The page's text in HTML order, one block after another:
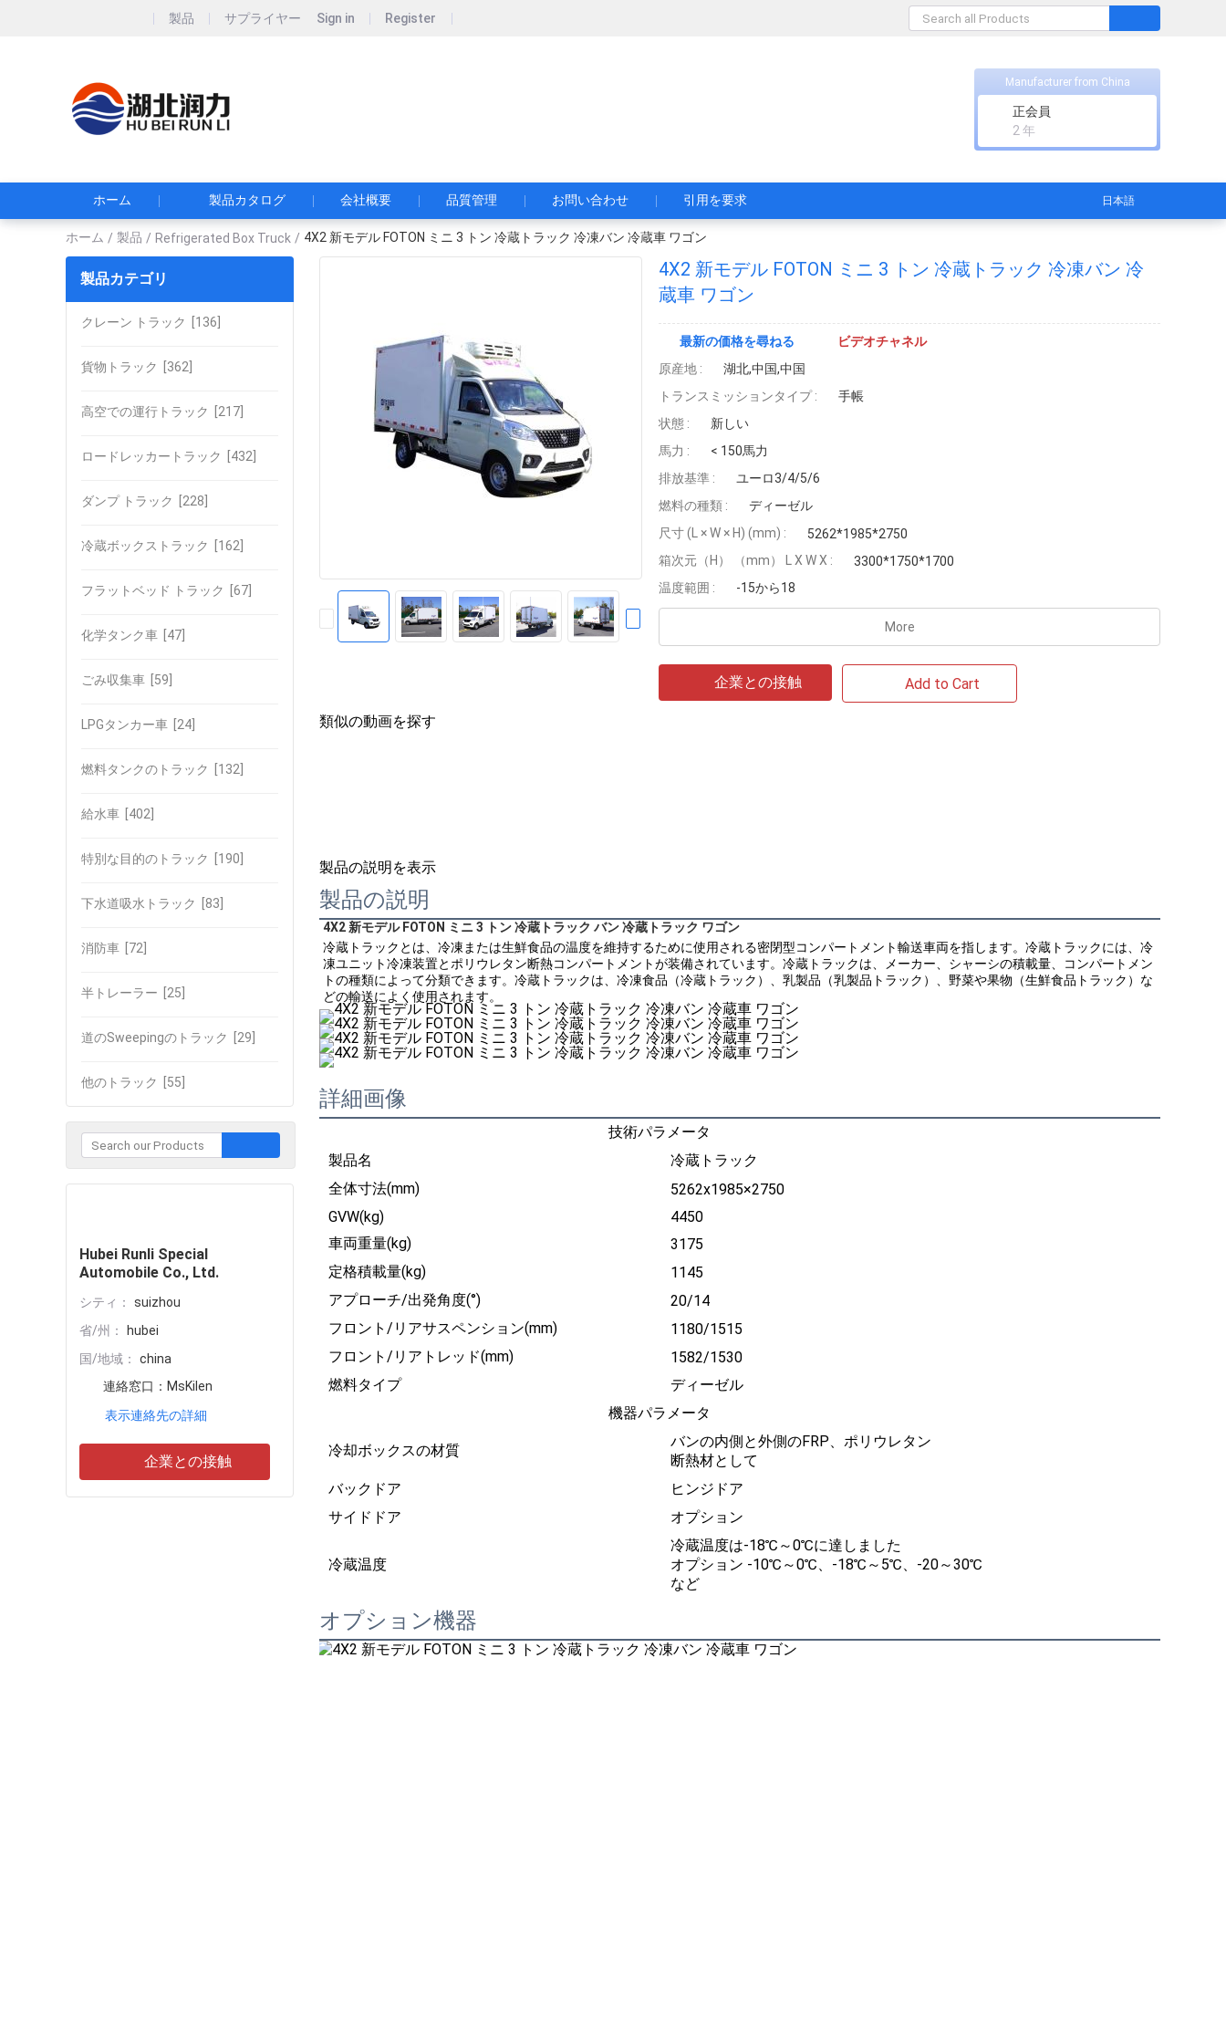
製品 サプライヤー Sign in Register
Manufacturer from China
正会員
2 年
ホーム 製品カタログ 会社概要 品質管理 お問い合わせ 引用を要求 日本語
ホーム / 製品 / Refrigerated Box Truck / 4X2 新モデル FOTON ミニ 3 トン 冷蔵トラック 冷凍バン 冷蔵車 ワゴン
製品カテゴリ
クレーン トラック [136]
貨物トラック [362]
高空での運行トラック [217]
ロードレッカートラック [432]
ダンプ トラック [228]
冷蔵ボックストラック [162]
フラットベッド トラック [67]
化学タンク車 [47]
ごみ収集車 [59]
LPGタンカー車 [24]
燃料タンクのトラック [132]
給水車 [402]
特別な目的のトラック [190]
下水道吸水トラック [83]
消防車 [72]
半トレーラー [25]
道のSweepingのトラック [29]
他のトラック [55]
Hubei Runli Special
Automobile Co., Ltd.
シティ：
suizhou
省/州：
hubei
国/地域：
china
連絡窓口： MsKilen
表示連絡先の詳細
企業との接触
4X2 新モデル FOTON ミニ 3 トン 冷蔵トラック 冷凍バン 冷
蔵車 ワゴン
最新の価格を尋ねる
ビデオチャネル
原産地 :
湖北,中国,中国
トランスミッションタイプ :
手帳
状態 :
新しい
馬力 :
< 150馬力
排放基準 :
ユーロ3/4/5/6
燃料の種類 :
ディーゼル
尺寸 (L × W × H) (mm) :
5262*1985*2750
箱次元（H） （mm） L X W X :
3300*1750*1700
温度範囲 :
-15から18
More
企業との接触 Add to Cart
類似の動画を探す
製品の説明を表示
製品の説明
4X2 新モデル FOTON ミニ 3 トン 冷蔵トラック バン 冷蔵トラック ワゴン
冷蔵トラックとは、冷凍または生鮮食品の温度を維持するために使用される密閉型コンパートメント輸送車両を指します。冷蔵トラックには、冷
凍ユニット冷凍装置とポリウレタン断熱コンパートメントが装備されています。冷蔵トラックは、メーカー、シャーシの積載量、コンパートメン
トの種類によって分類できます。冷蔵トラックは、冷凍食品（冷蔵トラック）、乳製品（乳製品トラック）、野菜や果物（生鮮食品トラック）な
どの輸送によく使用されます。
詳細画像
技術パラメータ
製品名
冷蔵トラック
全体寸法(mm)
5262x1985×2750
GVW(kg)
4450
車両重量(kg)
3175
定格積載量(kg)
1145
アプローチ/出発角度(°)
20/14
フロント/リアサスペンション(mm)
1180/1515
フロント/リアトレッド(mm)
1582/1530
燃料タイプ
ディーゼル
機器パラメータ
冷却ボックスの材質
バンの内側と外側のFRP、ポリウレタン
断熱材として
バックドア
ヒンジドア
サイドドア
オプション
冷蔵温度
冷蔵温度は-18℃～0℃に達しました
オプション -10℃～0℃、-18℃～5℃、-20～30℃
など
オプション機器